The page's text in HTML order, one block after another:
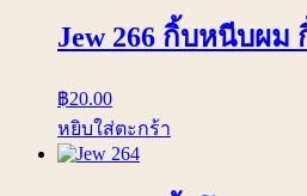
Jew 266 กิ้บหนีบผ
฿20.00
หยิบใส่ตะกร้า